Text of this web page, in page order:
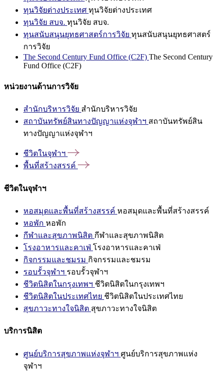
ทุนวิจัยต่างประเทศ ทุนวิจัยต่างประเทศ
ทุนวิจัย สบจ. ทุนวิจัย สบจ.
ทุนสนับสนุนยุทธศาสตร์การวิจัย ทุนสนับสนุนยุทธศาสตร์
การวิจัย
The Second Century Fund Office (C2F) The Second Century
Fund Office (C2F)
หน่วยงานด้านการวิจัย
สำนักบริหารวิจัย สำนักบริหารวิจัย
สถาบันทรัพย์สินทางปัญญาแห่งจุฬาฯ สถาบันทรัพย์สิน
ทางปัญญาแห่งจุฬาฯ
ชีวิตในจุฬาฯ
พื้นที่สร้างสรรค์
ชีวิตในจุฬาฯ
หอสมุดและพื้นที่สร้างสรรค์ หอสมุดและพื้นที่สร้างสรรค์
หอพัก หอพัก
กีฬาและสุขภาพนิสิต กีฬาและสุขภาพนิสิต
โรงอาหารและคาเฟ่ โรงอาหารและคาเฟ่
กิจกรรมและชมรม กิจกรรมและชมรม
รอบรั้วจุฬาฯ รอบรั้วจุฬาฯ
ชีวิตนิสิตในกรุงเทพฯ ชีวิตนิสิตในกรุงเทพฯ
ชีวิตนิสิตในประเทศไทย ชีวิตนิสิตในประเทศไทย
สุขภาวะทางใจนิสิต สุขภาวะทางใจนิสิต
บริการนิสิต
ศูนย์บริการสุขภาพแห่งจุฬาฯ ศูนย์บริการสุขภาพแห่ง
จุฬาฯ